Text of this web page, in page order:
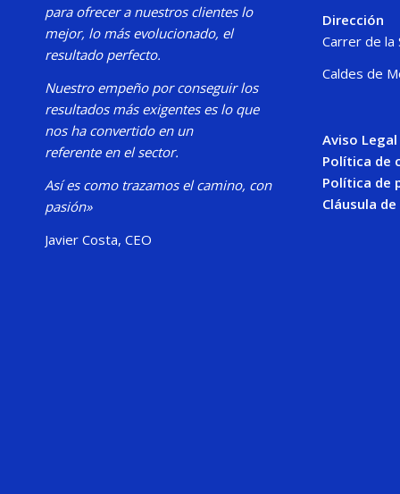
para ofrecer a nuestros clientes lo
mejor, lo más evolucionado, el
resultado perfecto.
Nuestro empeño por conseguir los
resultados más exigentes es lo que
nos ha convertido en un
referente en el sector.
Así es como trazamos el camino, con
pasión»
Javier Costa, CEO
Dirección
Carrer de la
Caldes de
Aviso Legal
Política de
Política de
Cláusula